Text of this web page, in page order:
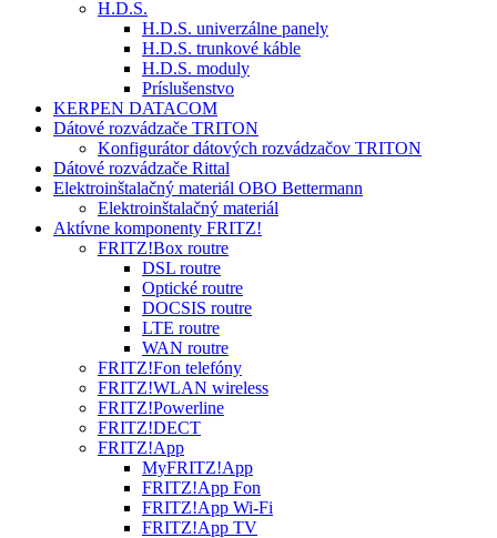
H.D.S.
H.D.S. univerzálne panely
H.D.S. trunkové káble
H.D.S. moduly
Príslušenstvo
KERPEN DATACOM
Dátové rozvádzače TRITON
Konfigurátor dátových rozvádzačov TRITON
Dátové rozvádzače Rittal
Elektroinštalačný materiál OBO Bettermann
Elektroinštalačný materiál
Aktívne komponenty FRITZ!
FRITZ!Box routre
DSL routre
Optické routre
DOCSIS routre
LTE routre
WAN routre
FRITZ!Fon telefóny
FRITZ!WLAN wireless
FRITZ!Powerline
FRITZ!DECT
FRITZ!App
MyFRITZ!App
FRITZ!App Fon
FRITZ!App Wi-Fi
FRITZ!App TV